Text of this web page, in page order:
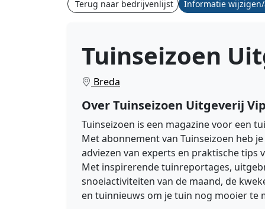
Terug naar bedrijvenlijst Informatie
Tuinseizoen
Breda
Over Tuinseizoen Uitgeverij
Tuinseizoen is een magazine voor een
Met abonnement van Tuinseizoen heb
adviezen van experts en praktische tips
Met inspirerende tuinreportages,
snoeiactiviteiten van de maand, de
en tuinnieuws om je tuin nog mooier te